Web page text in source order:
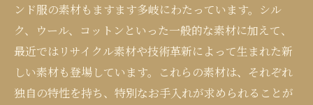
ンド服の素材もますます多岐にわたっています。シル
ク、ウール、コットンといった一般的な素材に加えて、
最近ではリサイクル素材や技術革新によって生まれた新
しい素材も登場しています。これらの素材は、それぞれ
独自の特性を持ち、特別なお手入れが求められることが